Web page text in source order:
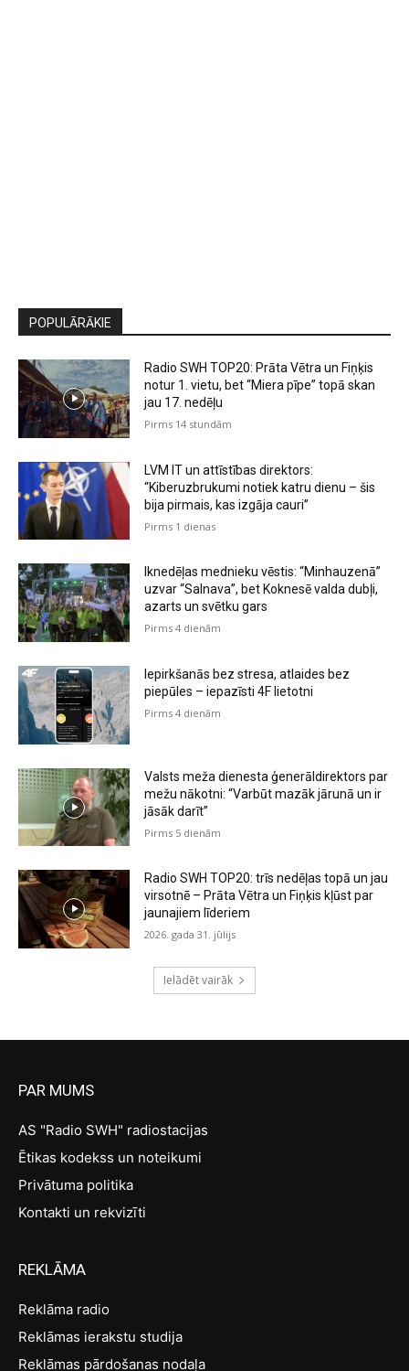
POPULĀRĀKIE
Radio SWH TOP20: Prāta Vētra un Fiņķis
notur 1. vietu, bet “Miera pīpe” topā skan
jau 17. nedēļu
Pirms 14 stundām
LVM IT un attīstības direktors:
“Kiberuzbrukumi notiek katru dienu – šis
bija pirmais, kas izgāja cauri”
Pirms 1 dienas
Iknedēļas mednieku vēstis: “Minhauzenā”
uzvar “Salnava”, bet Koknesē valda dubļi,
azarts un svētku gars
Pirms 4 dienām
Iepirkšanās bez stresa, atlaides bez
piepūles – iepazīsti 4F lietotni
Pirms 4 dienām
Valsts meža dienesta ģenerāldirektors par
mežu nākotni: “Varbūt mazāk jārunā un ir
jāsāk darīt”
Pirms 5 dienām
Radio SWH TOP20: trīs nedēļas topā un jau
virsotnē – Prāta Vētra un Fiņķis kļūst par
jaunajiem līderiem
2026. gada 31. jūlijs
Ielādēt vairāk
PAR MUMS
AS "Radio SWH" radiostacijas
Ētikas kodekss un noteikumi
Privātuma politika
Kontakti un rekvizīti
REKLĀMA
Reklāma radio
Reklāmas ierakstu studija
Reklāmas pārdošanas nodaļa